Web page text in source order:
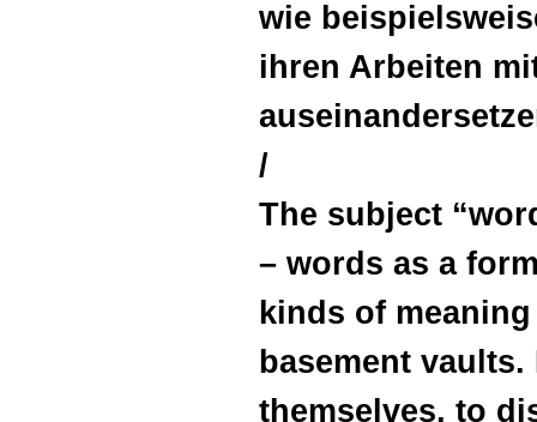
wie
ihren Arbeiten
/
The subject
– words as a
kinds of
basement
themselves, to